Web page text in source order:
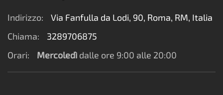
Indirizzo:
Via Fanfulla da Lodi, 90, Roma, RM, Italia
Chiama:
3289706875
Orari:
Mercoledì dalle ore 9:00 alle 20:00